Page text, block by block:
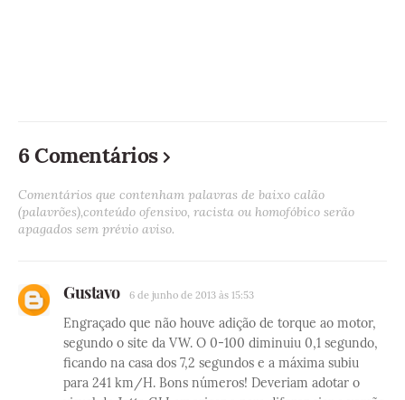
6 Comentários
Comentários que contenham palavras de baixo calão
(palavrões),conteúdo ofensivo, racista ou homofóbico serão
apagados sem prévio aviso.
Gustavo 6 de junho de 2013 às 15:53
Engraçado que não houve adição de torque ao motor,
segundo o site da VW. O 0-100 diminuiu 0,1 segundo,
ficando na casa dos 7,2 segundos e a máxima subiu
para 241 km/H. Bons números! Deveriam adotar o